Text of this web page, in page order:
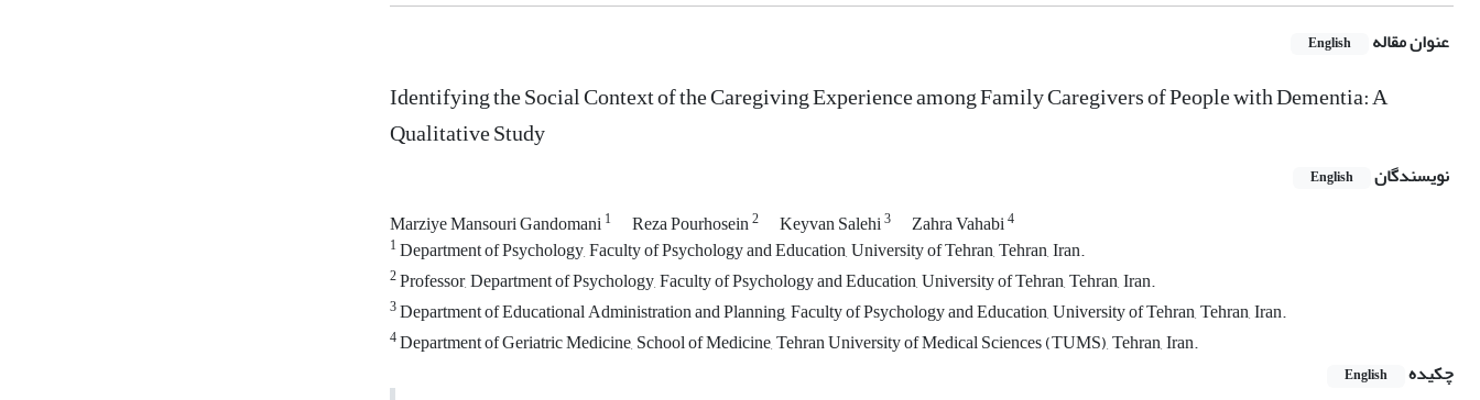
عنوان مقاله English
Identifying the Social Context of the Caregiving Experience among Family Caregivers of People with Dementia: A
Qualitative Study
نویسندگان English
Marziye Mansouri Gandomani1 Reza Pourhosein2 Keyvan Salehi3 Zahra Vahabi4
1Department of Psychology, Faculty of Psychology and Education, University of Tehran, Tehran, Iran.
2Professor, Department of Psychology, Faculty of Psychology and Education, University of Tehran, Tehran, Iran.
3Department of Educational Administration and Planning, Faculty of Psychology and Education, University of Tehran, Tehran, Iran.
4Department of Geriatric Medicine, School of Medicine, Tehran University of Medical Sciences (TUMS), Tehran, Iran.
چکیده
English